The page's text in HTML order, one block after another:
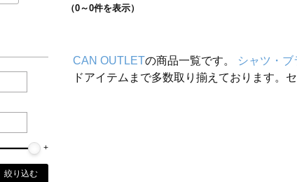
絞り込む
（0～0件を表示）
CAN OUTLETの商品一覧です。 シャツ・ブ
ドアイテムまで多数取り揃えております。